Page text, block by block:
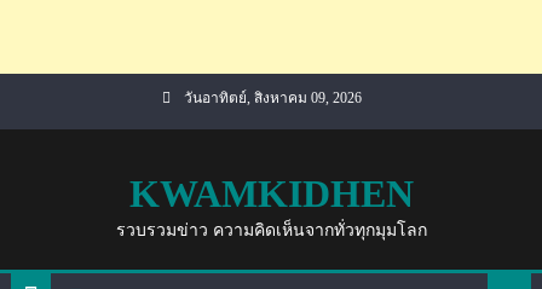
วันอาทิตย์, สิงหาคม 09, 2026
KWAMKIDHEN
รวบรวมข่าว ความคิดเห็นจากทั่วทุกมุมโลก